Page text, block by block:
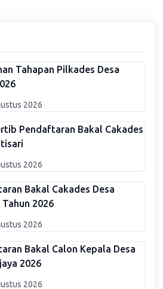
Tahapan Pilkades Desa
2026
Pendaftaran Bakal Cakades
2026
Bakal Cakades Desa
2026
2026
Bakal Calon Kepala Desa
2026
2026